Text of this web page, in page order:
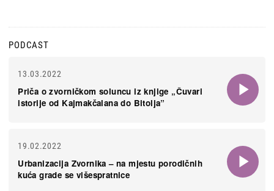
PODCAST
13.03.2022
Priča o zvorničkom soluncu iz knjige „Čuvari
istorije od Kajmakčalana do Bitolja”
19.02.2022
Urbanizacija Zvornika – na mjestu porodičnih
kuća grade se višespratnice